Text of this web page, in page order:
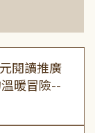
閱讀推廣
暖冒險--